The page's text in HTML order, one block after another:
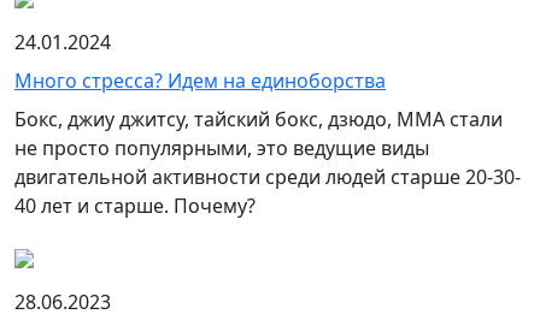
24.01.2024
Много стресса? Идем на единоборства
Бокс, джиу джитсу, тайский бокс, дзюдо, ММА стали
не просто популярными, это ведущие виды
двигательной активности среди людей старше 20-30-
40 лет и старше. Почему?
28.06.2023